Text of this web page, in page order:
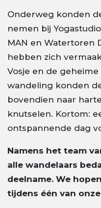
Onderweg konden
nemen bij Yogastudio
MAN en Watertoren
hebben zich
Vosje en de
wandeling konden
bovendien naar
knutselen. Kortom:
ontspannende dag
Namens het team
alle wandelaars
deelname. We
tijdens één van